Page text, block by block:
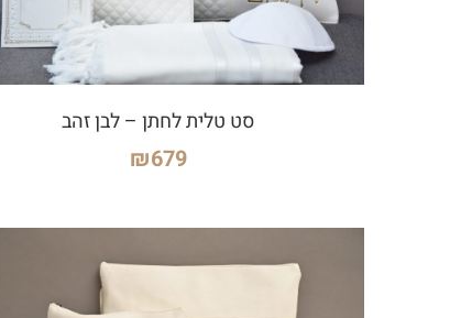
סט טלית לחתן – לבן זהב
₪679